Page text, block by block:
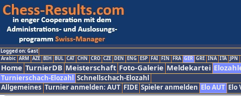
Logged on: Gast
Arabic ARM AZE BIH BUL CAT CHN CRO CZE DEN ENG ESP FAI FIN FRA GER GRE INA ITA JPN
Home TurnierDB Meisterschaft Foto-Galerie Meldekartei
Turnierschach-Elozahl Schnellschach-Elozahl
Allgemeines Turnier anmelden: AUT FIDE Spieler anmelden Elo AUT Elo